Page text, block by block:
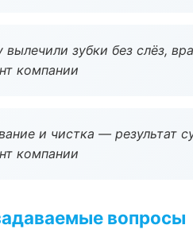
вылечили зубки без слёз,
компании
и чистка — результат
компании
вопросы